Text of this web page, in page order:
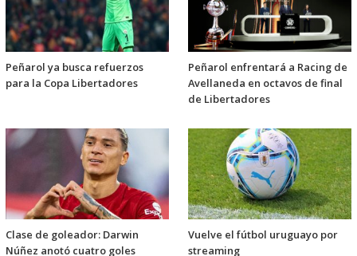
Peñarol ya busca refuerzos
para la Copa Libertadores
Peñarol enfrentará a Racing de
Avellaneda en octavos de final
de Libertadores
Clase de goleador: Darwin
Núñez anotó cuatro goles
Vuelve el fútbol uruguayo por
streaming